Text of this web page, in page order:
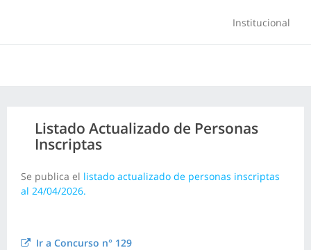
Institucional
Listado Actualizado de Personas
Inscriptas
Se publica el listado actualizado de personas inscriptas
al 24/04/2026.
Ir a Concurso n° 129